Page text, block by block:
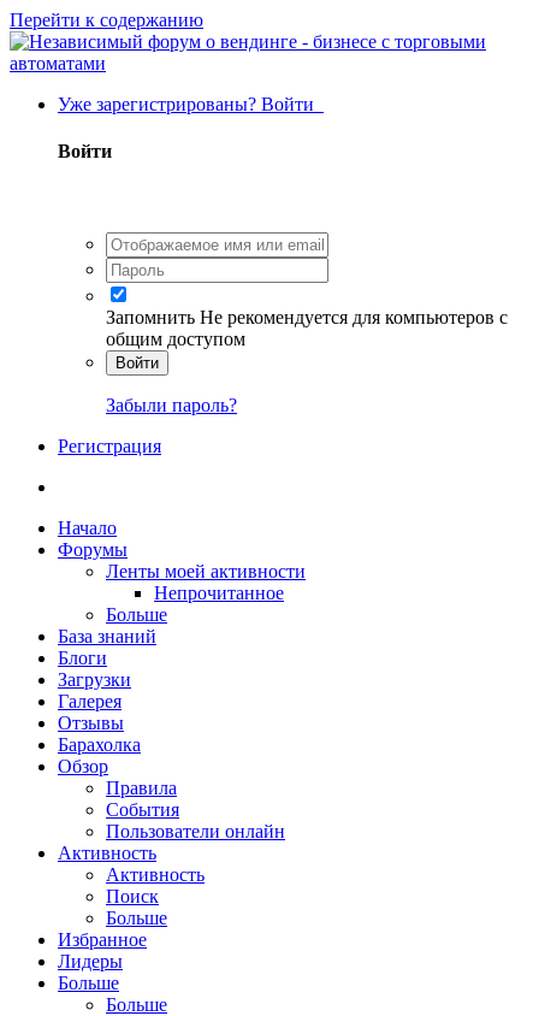
Перейти к содержанию
Уже зарегистрированы? Войти
Войти
Запомнить Не рекомендуется для компьютеров с
общим доступом
Войти
Забыли пароль?
Регистрация
Начало
Форумы
Ленты моей активности
Непрочитанное
Больше
База знаний
Блоги
Загрузки
Галерея
Отзывы
Барахолка
Обзор
Правила
События
Пользователи онлайн
Активность
Активность
Поиск
Больше
Избранное
Лидеры
Больше
Больше